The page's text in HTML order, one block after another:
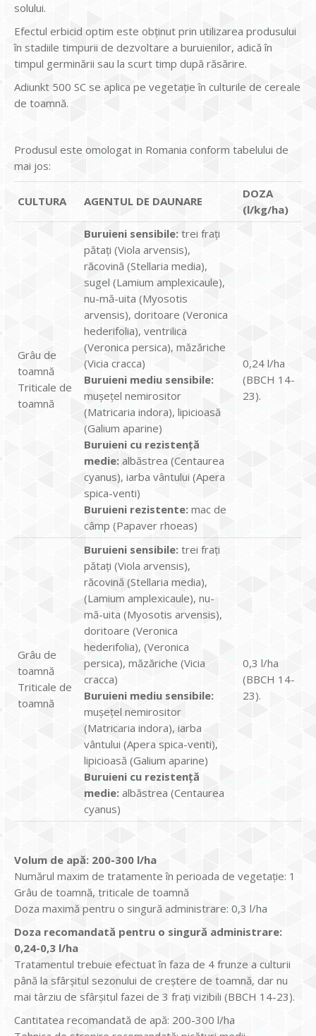
solului.
Efectul erbicid optim este obținut prin utilizarea produsului
în stadiile timpurii de dezvoltare a buruienilor, adică în
timpul germinării sau la scurt timp după răsărire.
Adiunkt 500 SC se aplica pe vegetație în culturile de cereale
de toamnă.
Produsul este omologat in Romania conform tabelului de
mai jos:
CULTURA AGENTUL DE DAUNARE
DOZA
(l/kg/ha)
Grâu de
toamnă
Triticale de
toamnă
Buruieni sensibile: trei frați
pătați (Viola arvensis),
răcovină (Stellaria media),
sugel (Lamium amplexicaule),
nu-mă-uita (Myosotis
arvensis), doritoare (Veronica
hederifolia), ventrilica
(Veronica persica), măzăriche
(Vicia cracca)
Buruieni mediu sensibile:
mușețel nemirositor
(Matricaria indora), lipicioasă
(Galium aparine)
Buruieni cu rezistenţă
medie: albăstrea (Centaurea
cyanus), iarba vântului (Apera
spica-venti)
Buruieni rezistente: mac de
câmp (Papaver rhoeas)
0,24 l/ha
(BBCH 14-
23).
Grâu de
toamnă
Triticale de
toamnă
Buruieni sensibile: trei frați
pătați (Viola arvensis),
răcovină (Stellaria media),
(Lamium amplexicaule), nu-
mă-uita (Myosotis arvensis),
doritoare (Veronica
hederifolia), (Veronica
persica), măzăriche (Vicia
cracca)
Buruieni mediu sensibile:
mușețel nemirositor
(Matricaria indora), iarba
vântului (Apera spica-venti),
lipicioasă (Galium aparine)
Buruieni cu rezistență
medie: albăstrea (Centaurea
cyanus)
0,3 l/ha
(BBCH 14-
23).
Volum de apă: 200-300 l/ha
Numărul maxim de tratamente în perioada de vegetație: 1
Grâu de toamnă, triticale de toamnă
Doza maximă pentru o singură administrare: 0,3 l/ha
Doza recomandată pentru o singură administrare:
0,24-0,3 l/ha
Tratamentul trebuie efectuat în faza de 4 frunze a culturii
până la sfârșitul sezonului de creștere de toamnă, dar nu
mai târziu de sfârșitul fazei de 3 frați vizibili (BBCH 14-23).
Cantitatea recomandată de apă: 200-300 l/ha